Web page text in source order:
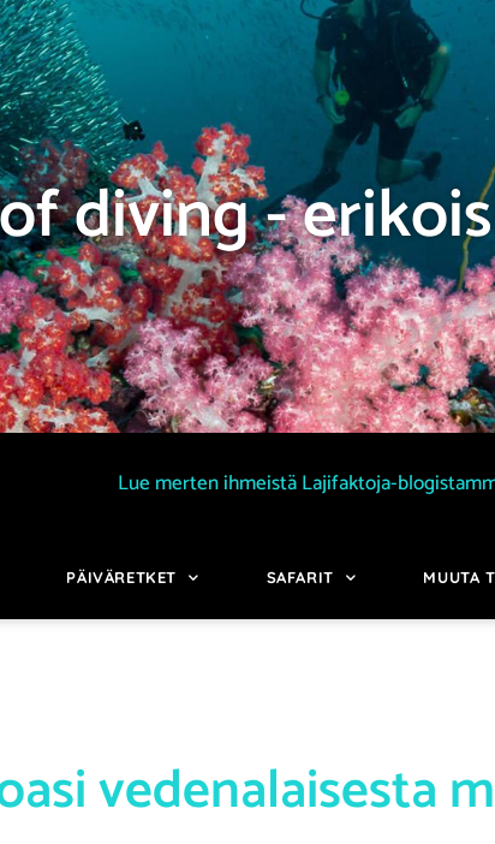
diving -
Lue merten ihmeistä Lajifaktoja-
PÄIVÄRETKET SAFARIT MUUTA
vedenalaisesta